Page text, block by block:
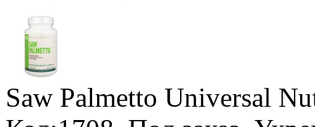
Saw Palmetto Universal